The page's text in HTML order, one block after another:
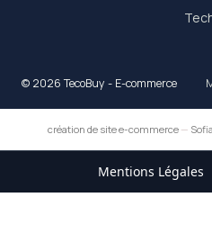
© 2026 TecoBuy - E-commerce
création de site e-commerce—
Mentions Légales